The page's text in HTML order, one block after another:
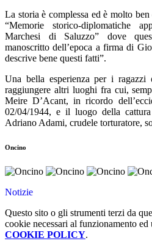
La storia è complessa ed è molto
“Memorie storico-diplomatiche
Marchesi di Saluzzo” dove
manoscritto dell’epoca a firma di
descrive bene questi fatti”.
Una bella esperienza per i ragazzi
raggiungere altri luoghi fra cui,
Meire D’Acant, in ricordo
02/04/1944, e il luogo della
Adriano Adami, crudele torturatore,
Oncino
Notizie
Questo sito o gli strumenti terzi da
cookie necessari al funzionamento
COOKIE POLICY.